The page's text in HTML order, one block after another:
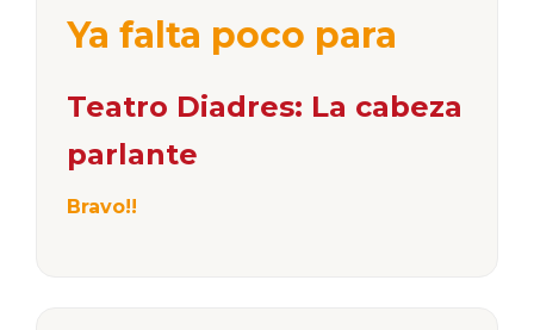
Ya falta poco para
Teatro Diadres: La cabeza
parlante
Bravo!!